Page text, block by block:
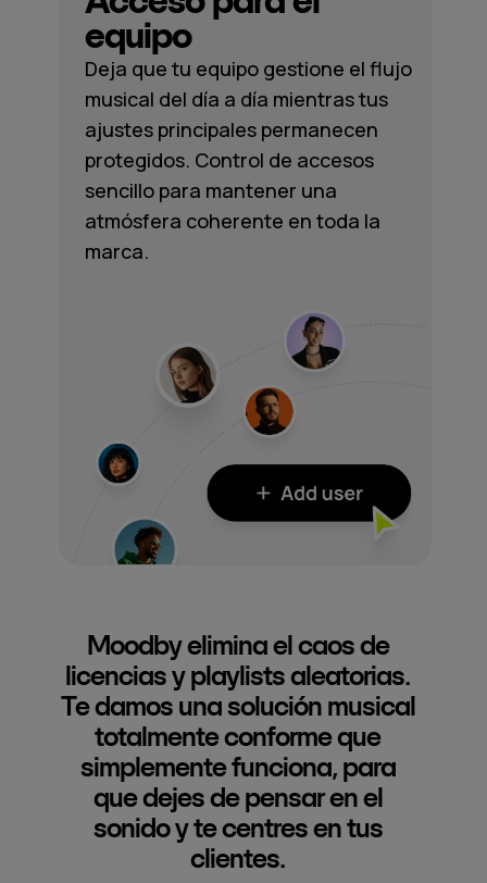
equipo
Deja que tu equipo gestione el flujo
musical del día a día mientras tus
ajustes principales permanecen
protegidos. Control de accesos
sencillo para mantener una
atmósfera coherente en toda la
marca.
Moodby elimina el caos de
licencias y playlists aleatorias.
Te damos una solución musical
totalmente conforme que
simplemente funciona, para
que dejes de pensar en el
sonido y te centres en tus
clientes.